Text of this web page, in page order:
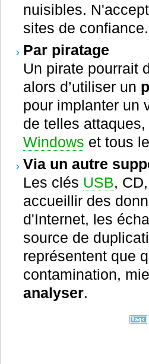
nuisibles.
sites de confiance.
Par piratage
Un pirate pourrait
alors d’utiliser un
pour implanter un
de telles
Windows et tous
Via un autre
Les clés USB,
accueillir des
d'Internet, les
source de
représentent que
contamination,
analyser.